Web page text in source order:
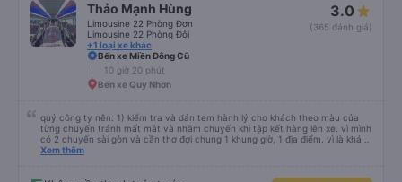
Thảo Mạnh Hùng
Limousine 22 Phòng Đơn
Limousine 22 Phòng Đôi
+1 loại xe khác
3.0
(365 đánh giá)
Bến xe Miền Đông Cũ
10 giờ 20 phút
Bến xe Quy Nhơn
quý công ty nên: 1) kiểm tra và dán tem hành lý cho khách theo màu của
từng chuyến tránh mất mát và nhầm chuyến khi tập kết hàng lên xe. vì mình
có 2 chuyến sài gòn và cần thơ đợi chung 1 khung giờ, 1 địa điểm. vì là khách
thân thiết của quý công ty nên rất hài lòng và tin tưởng. tuy nhiên rất mong
Xem thêm